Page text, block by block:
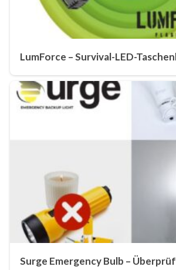
LumForce – Survival-LED-
Surge Emergency Bulb –